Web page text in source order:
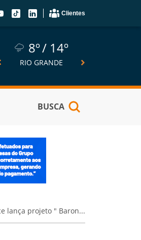
Clientes
8º 14º
RIO GRANDE
BUSCA
lança projeto " Baron...